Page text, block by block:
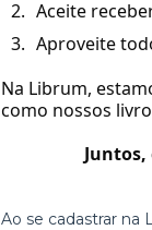
Aceite
Aproveite
Na Librum,
como nossos
Ao se cadastrar na